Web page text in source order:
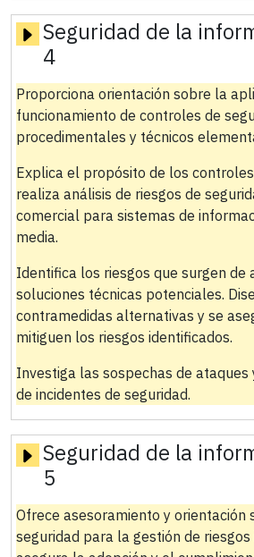
Seguridad de la
4
Proporciona orientación sobre la
funcionamiento de controles de
procedimentales y técnicos
Explica el propósito de los
realiza análisis de riesgos de
comercial para sistemas de
media.
Identifica los riesgos que surgen de
soluciones técnicas potenciales.
contramedidas alternativas y se
mitiguen los riesgos identificados.
Investiga las sospechas de
de incidentes de seguridad.
Seguridad de la
5
Ofrece asesoramiento y orientación
seguridad para la gestión de